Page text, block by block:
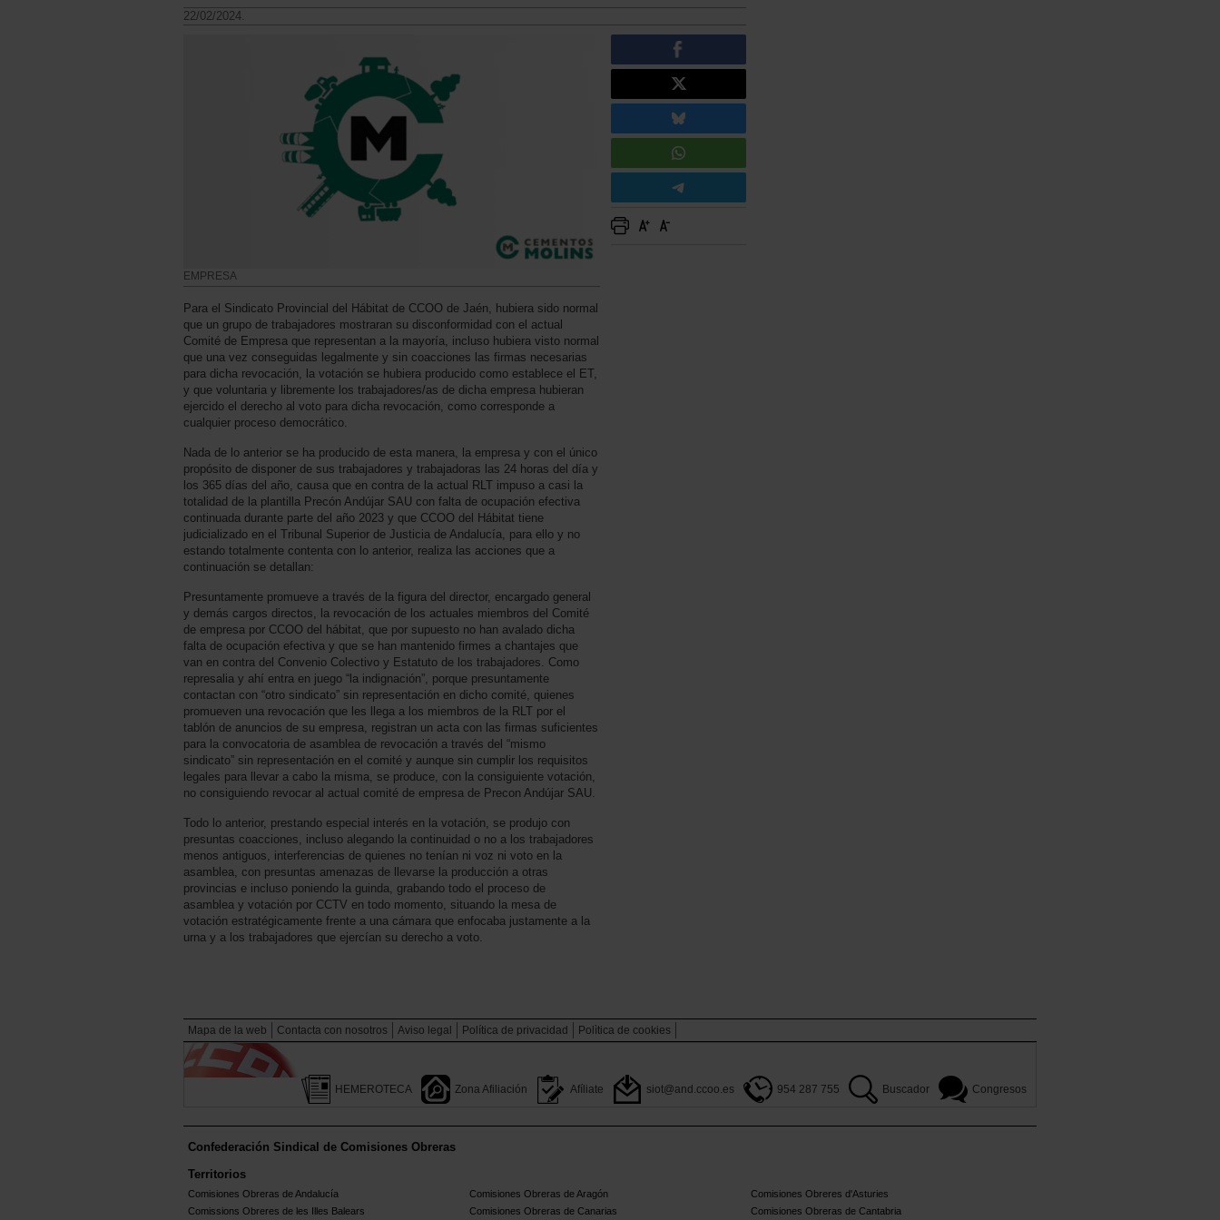
22/02/2024.
EMPRESA
Para el Sindicato Provincial del Hábitat de CCOO de Jaén, hubiera sido normal
que un grupo de trabajadores mostraran su disconformidad con el actual
Comité de Empresa que representan a la mayoría, incluso hubiera visto normal
que una vez conseguidas legalmente y sin coacciones las firmas necesarias
para dicha revocación, la votación se hubiera producido como establece el ET,
y que voluntaria y libremente los trabajadores/as de dicha empresa hubieran
ejercido el derecho al voto para dicha revocación, como corresponde a
cualquier proceso democrático.
Nada de lo anterior se ha producido de esta manera, la empresa y con el único
propósito de disponer de sus trabajadores y trabajadoras las 24 horas del día y
los 365 días del año, causa que en contra de la actual RLT impuso a casi la
totalidad de la plantilla Precón Andújar SAU con falta de ocupación efectiva
continuada durante parte del año 2023 y que CCOO del Hábitat tiene
judicializado en el Tribunal Superior de Justicia de Andalucía, para ello y no
estando totalmente contenta con lo anterior, realiza las acciones que a
continuación se detallan:
Presuntamente promueve a través de la figura del director, encargado general
y demás cargos directos, la revocación de los actuales miembros del Comité
de empresa por CCOO del hábitat, que por supuesto no han avalado dicha
falta de ocupación efectiva y que se han mantenido firmes a chantajes que
van en contra del Convenio Colectivo y Estatuto de los trabajadores. Como
represalia y ahí entra en juego “la indignación”, porque presuntamente
contactan con “otro sindicato” sin representación en dicho comité, quienes
promueven una revocación que les llega a los miembros de la RLT por el
tablón de anuncios de su empresa, registran un acta con las firmas suficientes
para la convocatoria de asamblea de revocación a través del “mismo
sindicato” sin representación en el comité y aunque sin cumplir los requisitos
legales para llevar a cabo la misma, se produce, con la consiguiente votación,
no consiguiendo revocar al actual comité de empresa de Precon Andújar SAU.
Todo lo anterior, prestando especial interés en la votación, se produjo con
presuntas coacciones, incluso alegando la continuidad o no a los trabajadores
menos antiguos, interferencias de quienes no tenían ni voz ni voto en la
asamblea, con presuntas amenazas de llevarse la producción a otras
provincias e incluso poniendo la guinda, grabando todo el proceso de
asamblea y votación por CCTV en todo momento, situando la mesa de
votación estratégicamente frente a una cámara que enfocaba justamente a la
urna y a los trabajadores que ejercían su derecho a voto.
Mapa de la web Contacta con nosotros Aviso legal Política de privacidad Polìtica de cookies
HEMEROTECA Zona Afiliación Afíliate siot@and.ccoo.es 954 287 755 Buscador Congresos
Confederación Sindical de Comisiones Obreras
Territorios
Comisiones Obreras de Andalucía Comisiones Obreras de Aragón
Comisiones Obreres d'Asturies
Comissions Obreres de les Illes Balears
Comisiones Obreras de Canarias Comisiones Obreras de Cantabria